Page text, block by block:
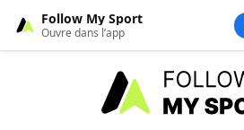
Follow My Sport
Ouvre dans l’app